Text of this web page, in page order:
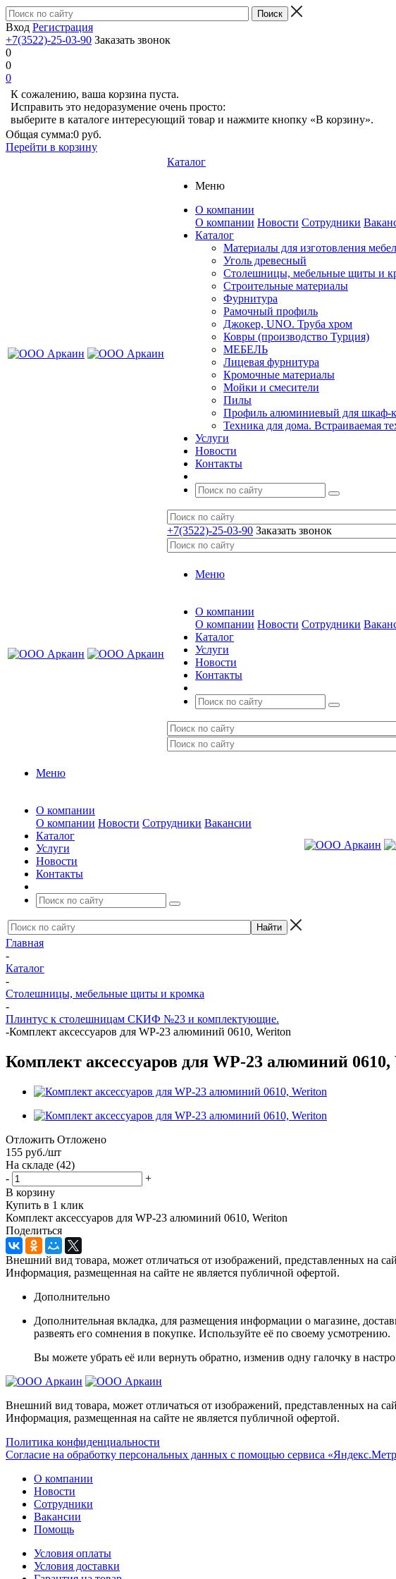
Вход Регистрация
+7(3522)-25-03-90 Заказать звонок
0
0
0
К сожалению, ваша корзина пуста.
Исправить это недоразумение очень просто:
выберите в каталоге интересующий товар и нажмите кнопку «В корзину».
Общая сумма:0 руб.
Перейти в корзину
Каталог
Меню
О компании
О компании Новости Сотрудники
Каталог
Материалы для изготовления
Уголь древесный
Столешницы, мебельные щиты и
Строительные материалы
Фурнитура
Рамочный профиль
Джокер, UNO. Труба хром
Ковры (производство Турция)
МЕБЕЛЬ
Лицевая фурнитура
Кромочные материалы
Мойки и смесители
Пилы
Профиль алюминиевый для шкаф-
Техника для дома. Встраиваемая
Услуги
Новости
Контакты
+7(3522)-25-03-90 Заказать звонок
Меню
О компании
О компании Новости Сотрудники
Каталог
Услуги
Новости
Контакты
Меню
О компании
О компании Новости Сотрудники Вакансии
Каталог
Услуги
Новости
Контакты
Главная
-
Каталог
-
Столешницы, мебельные щиты и кромка
-
Плинтус к столешницам СКИФ №23 и комплектующие.
-Комплект аксессуаров для WP-23 алюминий 0610, Weriton
Комплект аксессуаров для WP-23 алюминий
Отложить Отложено
155 руб./шт
На складе (42)
-
+
В корзину
Купить в 1 клик
Комплект аксессуаров для WP-23 алюминий 0610, Weriton
Поделиться
Внешний вид товара, может отличаться от изображений, представленных на
Информация, размещенная на сайте не является публичной офертой.
Дополнительно
Дополнительная вкладка, для размещения информации о магазине,
развеять его сомнения в покупке. Используйте её по своему усмотрению.
Вы можете убрать её или вернуть обратно, изменив одну галочку в
Внешний вид товара, может отличаться от изображений, представленных на
Информация, размещенная на сайте не является публичной офертой.
Политика конфиденциальности
Согласие на обработку персональных данных с помощью сервиса
О компании
Новости
Сотрудники
Вакансии
Помощь
Условия оплаты
Условия доставки